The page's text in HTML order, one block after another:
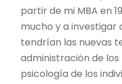
partir de mi MBA en
mucho y a investigar
tendrían las nuevas
administración de los
psicología de los